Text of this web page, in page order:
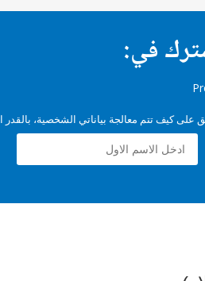
في:
على كيف تتم معالجة بياناتي الشخصية، بالقدر